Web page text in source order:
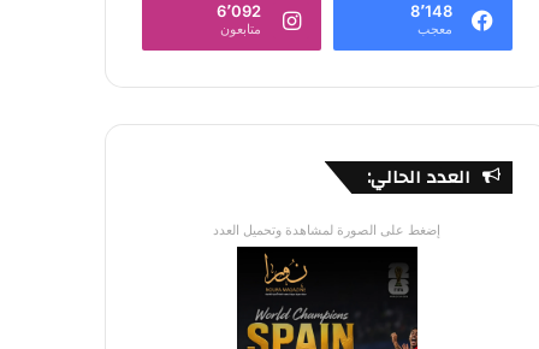
8٬148
معجب
6٬092
متابعون
العدد الحالي:
إضغط على الصورة لمشاهدة وتحميل العدد